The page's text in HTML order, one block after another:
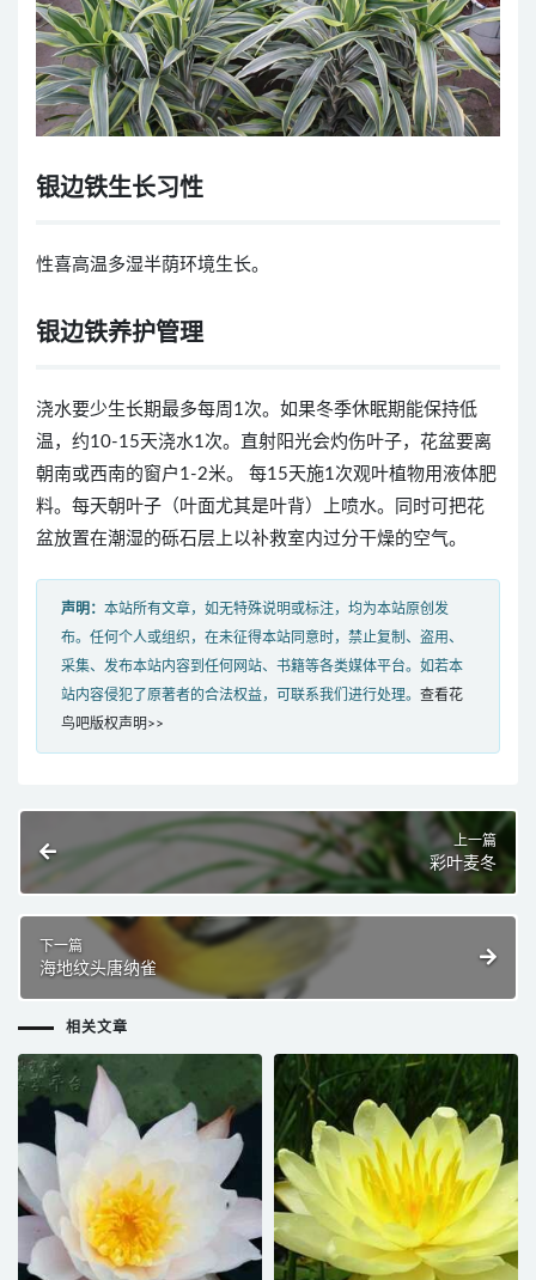
银边铁生长习性
性喜高温多湿半荫环境生长。
银边铁养护管理
浇水要少生长期最多每周1次。如果冬季休眠期能保持低
温，约10-15天浇水1次。直射阳光会灼伤叶子，花盆要离
朝南或西南的窗户1-2米。 每15天施1次观叶植物用液体肥
料。每天朝叶子（叶面尤其是叶背）上喷水。同时可把花
盆放置在潮湿的砾石层上以补救室内过分干燥的空气。
声明： 本站所有文章，如无特殊说明或标注，均为本站原创发
布。任何个人或组织，在未征得本站同意时，禁止复制、盗用、
采集、发布本站内容到任何网站、书籍等各类媒体平台。如若本
站内容侵犯了原著者的合法权益，可联系我们进行处理。 查看花
鸟吧版权声明>>
上一篇
彩叶麦冬
下一篇
海地纹头唐纳雀
相关文章